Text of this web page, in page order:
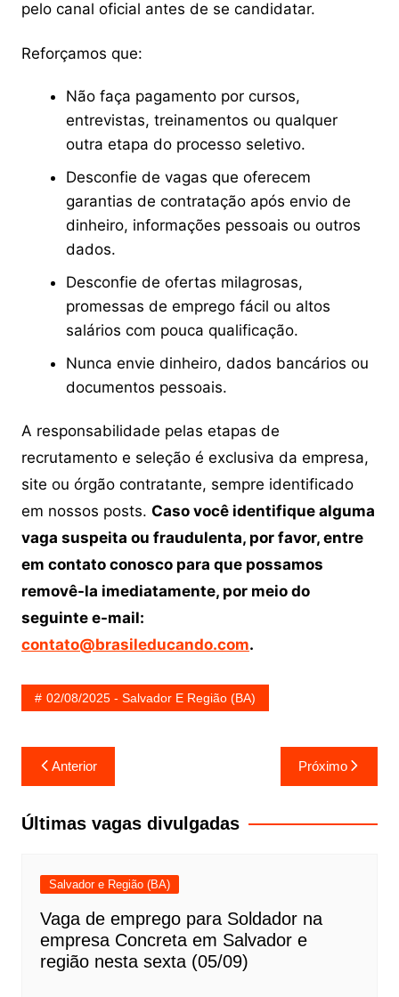
pelo canal oficial antes de se candidatar.
Reforçamos que:
Não faça pagamento por cursos,
entrevistas, treinamentos ou qualquer
outra etapa do processo seletivo.
Desconfie de vagas que oferecem
garantias de contratação após envio de
dinheiro, informações pessoais ou outros
dados.
Desconfie de ofertas milagrosas,
promessas de emprego fácil ou altos
salários com pouca qualificação.
Nunca envie dinheiro, dados bancários ou
documentos pessoais.
A responsabilidade pelas etapas de
recrutamento e seleção é exclusiva da empresa,
site ou órgão contratante, sempre identificado
em nossos posts. Caso você identifique alguma
vaga suspeita ou fraudulenta, por favor, entre
em contato conosco para que possamos
removê-la imediatamente, por meio do
seguinte e-mail:
contato@brasileducando.com.
02/08/2025 - Salvador E Região (BA)
Navegação
de
Post
Anterior Próximo
Últimas vagas divulgadas
Salvador e Região (BA)
Vaga de emprego para Soldador na
empresa Concreta em Salvador e
região nesta sexta (05/09)